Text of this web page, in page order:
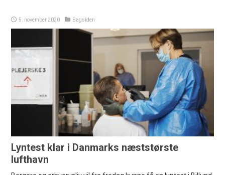
5. november 2020 Bagsiden
Lyntest klar i Danmarks næststørste
lufthavn